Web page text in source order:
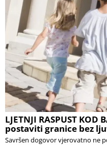
LJETNJI RASPUST KOD
postaviti granice bez
Savršen dogovor vjerovatno ne